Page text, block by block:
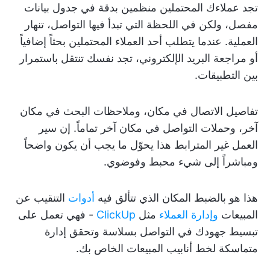
تجد عملاءك المحتملين منظمين بدقة في جدول بيانات
مفصل، ولكن في اللحظة التي تبدأ فيها التواصل، تنهار
العملية. عندما يتطلب أحد العملاء المحتملين بحثاً إضافياً
أو مراجعة البريد الإلكتروني، تجد نفسك تنتقل باستمرار
بين التطبيقات.
تفاصيل الاتصال في مكان، وملاحظات البحث في مكان
آخر، وحملات التواصل في مكان آخر تماماً. إن سير
العمل غير المترابط هذا يحوّل ما يجب أن يكون واضحاً
ومباشراً إلى شيء محبط وفوضوي.
هذا هو بالضبط المكان الذي تتألق فيه أدوات التنقيب عن
المبيعات وإدارة العملاء مثل ClickUp - فهي تعمل على
تبسيط جهودك في التواصل بسلاسة وتحقق إدارة
متماسكة لخط أنابيب المبيعات الخاص بك.